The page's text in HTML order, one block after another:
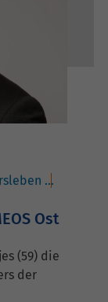
Ost
(59) die
der